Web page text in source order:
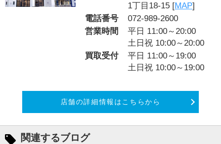
1丁目18-15 [MAP]
電話番号
072-989-2600
営業時間
平日 11:00～20:00
土日祝 10:00～20:00
買取受付
平日 11:00～19:00
土日祝 10:00～19:00
店舗の詳細情報はこちらから
関連するブログ